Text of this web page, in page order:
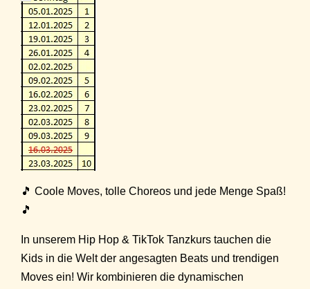
🎵 Coole Moves, tolle Choreos und jede Menge Spaß!
🎵
In unserem Hip Hop & TikTok Tanzkurs tauchen die
Kids in die Welt der angesagten Beats und trendigen
Moves ein! Wir kombinieren die dynamischen